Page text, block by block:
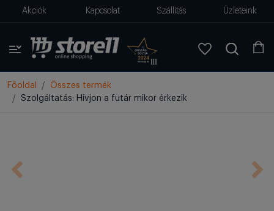
Akciók Kapcsolat Szállítás Üzleteink
Főoldal
Összes termék
Szolgáltatás: Hívjon a futár mikor érkezik